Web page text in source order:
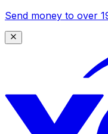
Send money to over